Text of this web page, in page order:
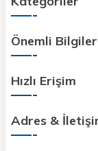
Önemli Bilgiler
Hızlı Erişim
Adres &